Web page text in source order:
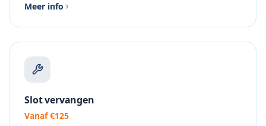
Meer info
Slot vervangen
Vanaf €125